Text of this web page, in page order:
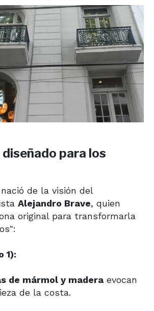
para los
de la visión del
Alejandro Brave, quien
original para transformarla
1):
de mármol y madera evocan
de la costa.